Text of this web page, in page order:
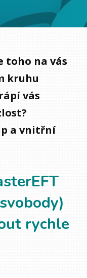
toho na vás
kruhu
vás
a vnitřní
rychle